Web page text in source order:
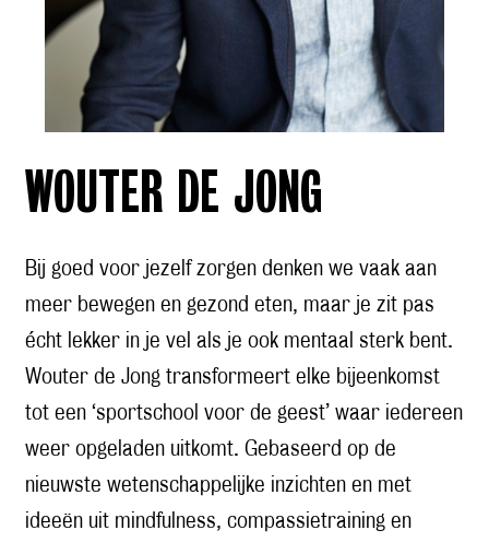
WOUTER DE JONG
Bij goed voor jezelf zorgen denken we vaak aan
meer bewegen en gezond eten, maar je zit pas
écht lekker in je vel als je ook mentaal sterk bent.
Wouter de Jong transformeert elke bijeenkomst
tot een ‘sportschool voor de geest’ waar iedereen
weer opgeladen uitkomt. Gebaseerd op de
nieuwste wetenschappelijke inzichten en met
ideeën uit mindfulness, compassietraining en